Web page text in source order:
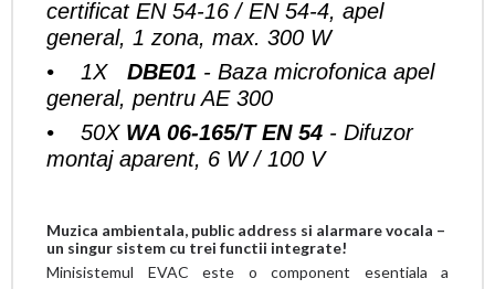
certificat EN 54-16 / EN 54-4, apel
general, 1 zona, max. 300 W
• 1X DBE01 - Baza microfonica apel
general, pentru AE 300
• 50X WA 06-165/T EN 54 - Difuzor
montaj aparent, 6 W / 100 V
Muzica ambientala, public address si alarmare vocala –
un singur sistem cu trei functii integrate!
Minisistemul EVAC este o component esentiala a